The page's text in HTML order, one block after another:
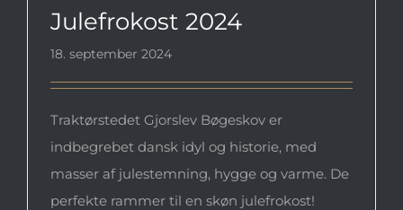
Julefrokost 2024
18. september 2024
Traktørstedet Gjorslev Bøgeskov er
indbegrebet dansk idyl og historie, med
masser af julestemning, hygge og varme. De
perfekte rammer til en skøn julefrokost!